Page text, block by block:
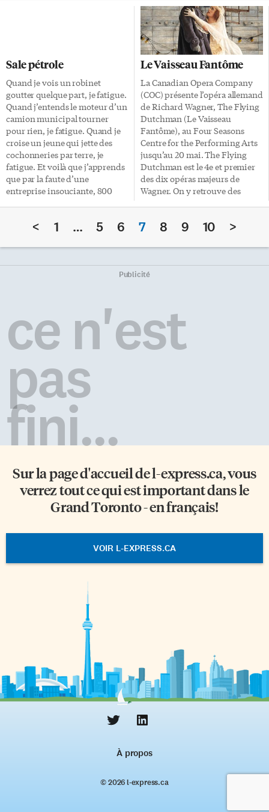
qui avait acheté la compagnie
Union Furnace en vue de
soumettre des propositions lors
des appels d’offre pour la
construction de locomotives.
Good a complété le Toronto […]
potable m’indigne. Savoir que
75 millions d’enfants dans le
monde n’ont pas accès à l’école
primaire me désole. En 1990, le
Canada s’est engagé, comme
tous les pays du monde, à
atteindre d’ici 2015 des
objectifs de développement qui
permettraient de réduire les
conditions et les conséquences
de la pauvreté extrême dans le
monde, […]
Sale pétrole
Quand je vois un robinet
goutter quelque part, je fatigue.
Quand j’entends le moteur d’un
camion municipal tourner
pour rien, je fatigue. Quand je
croise un jeune qui jette des
cochonneries par terre, je
fatigue. Et voilà que j’apprends
que par la faute d’une
entreprise insouciante, 800
dans le golfe du Mexique. Huit
malade. Il est quand même
incroyable que BP n’ait pas
tourne mal et qu’il n’ait pas déjà
eu en réserve un «couvercle»
[…]
Le Vaisseau Fantôme
La Canadian Opera Company
(COC) présente l’opéra allemand
de Richard Wagner, The Flying
Dutchman (Le Vaisseau
Fantôme), au Four Seasons
Centre for the Performing Arts
jusqu’au 20 mai. The Flying
Dutchman est le 4e et premier
des dix opéras majeurs de
Wagner. On y retrouve des
d’un personnage inconnu, le
l’amour. La mise en scène est
tout à fait exceptionnelle.
L’éclairage et les décors
entracte, sur un plancher
incliné traversant la scène pour
donner l’illusion […]
< 1 … 5 6 7 8 9 10 >
Publicité
ce n'est
pas
fini...
Sur la page d'accueil del-express.ca, vous
verrez tout ce qui est important dans le
Grand Toronto - en français!
VOIR L-EXPRESS.CA
À propos
© 2026 l‑express.ca